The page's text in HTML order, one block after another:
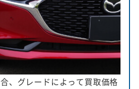
、グレードによって買取価格